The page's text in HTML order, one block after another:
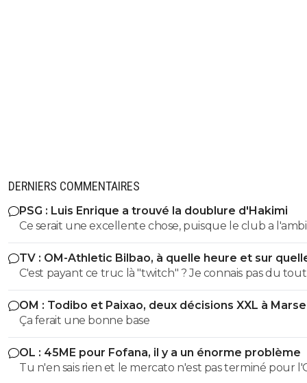
DERNIERS COMMENTAIRES
PSG : Luis Enrique a trouvé la doublure d'Hakimi
Ce serait une excellente chose, puisque le club a
de s'appuyer sur la formation.
TV : OM-Athletic Bilbao, à quelle heure et sur
chaîne ?
C'est payant ce truc là "twitch" ? Je connais pas du
OM : Todibo et Paixao, deux décisions XXL à
Ça ferait une bonne base
OL : 45ME pour Fofana, il y a un énorme problème
Tu n'en sais rien et le mercato n'est pas terminé pour